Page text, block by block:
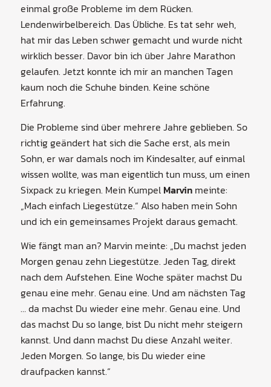
einmal große Probleme im dem Rücken.
Lendenwirbelbereich. Das Übliche. Es tat sehr weh,
hat mir das Leben schwer gemacht und wurde nicht
wirklich besser. Davor bin ich über Jahre Marathon
gelaufen. Jetzt konnte ich mir an manchen Tagen
kaum noch die Schuhe binden. Keine schöne
Erfahrung.
Die Probleme sind über mehrere Jahre geblieben. So
richtig geändert hat sich die Sache erst, als mein
Sohn, er war damals noch im Kindesalter, auf einmal
wissen wollte, was man eigentlich tun muss, um einen
Sixpack zu kriegen. Mein Kumpel Marvinmeinte:
„Mach einfach Liegestütze.“ Also haben mein Sohn
und ich ein gemeinsames Projekt daraus gemacht.
Wie fängt man an? Marvin meinte: „Du machst jeden
Morgen genau zehn Liegestütze. Jeden Tag, direkt
nach dem Aufstehen. Eine Woche später machst Du
genau eine mehr. Genau eine. Und am nächsten Tag
… da machst Du wieder eine mehr. Genau eine. Und
das machst Du so lange, bist Du nicht mehr steigern
kannst. Und dann machst Du diese Anzahl weiter.
Jeden Morgen. So lange, bis Du wieder eine
draufpacken kannst.“